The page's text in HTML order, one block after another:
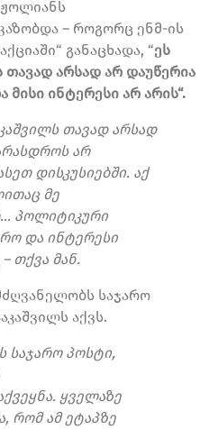
– როგორც ენმ-ის
განაცხადა, “ეს
თავად არსად არ დაუწერია
ინტერესი არ არის“.
თავად არსად
არ
დისკუსიებში. აქ
მე
პოლიტიკური
და ინტერესი
თქვა მან.
საჯარო
აქვს.
საჯარო პოსტი,
ყველაზე
რომ ამ ეტაპზე